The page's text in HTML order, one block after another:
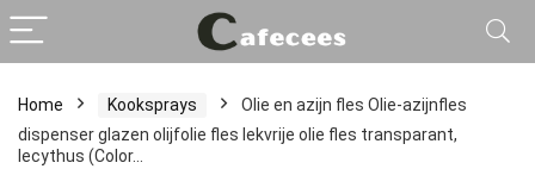
Home Kooksprays
Olie en azijn fles Olie-azijnfles
dispenser glazen olijfolie fles lekvrije olie fles transparant,
lecythus (Color…